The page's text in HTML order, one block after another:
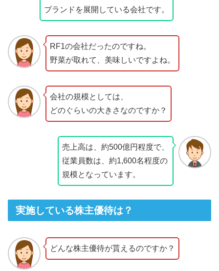
ブランドを展開している会社です。
RF1の会社だったのですね。
野菜が取れて、美味しいですよね。
会社の規模としては、
どのぐらいの大きさなのですか？
売上高は、約500億円程度で、
従業員数は、約1,600名程度の
規模となっています。
実施している株主優待は？
どんな株主優待が貰えるのですか？